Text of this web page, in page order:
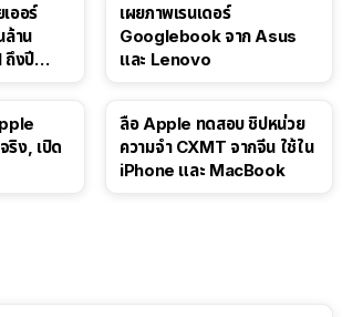
ออร์
าน
ถึงปี
เผยภาพเรนเดอร์
Googlebook จาก Asus
และ Lenovo
ริง, เปิด
ลือ Apple ทดสอบ ชิปหน่วย
ความจำ CXMT จากจีน ใช้ใน
iPhone และ MacBook